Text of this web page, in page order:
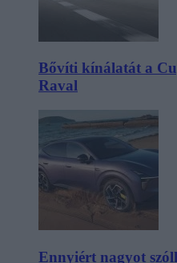
Bővíti kínálatát a
Raval
Ennyiért nagyot